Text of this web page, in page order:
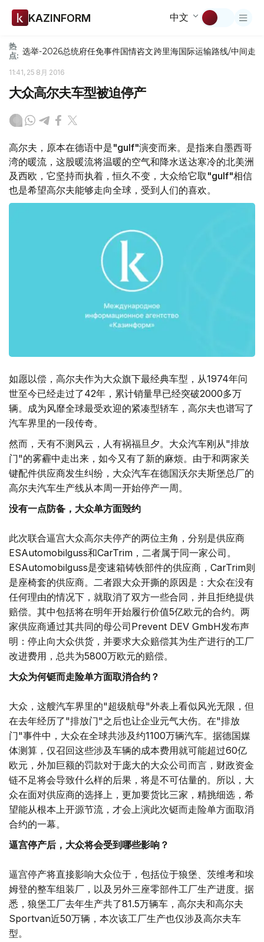
KAZINFORM 中文
热
点: 选举-2026总统府任免事件国情咨文跨里海国际运输路线/中间走廊
11:41, 25 8月 2016
大众高尔夫车型被迫停产
高尔夫，原本在德语中是"gulf"演变而来。是指来自墨西哥
湾的暖流，这股暖流将温暖的空气和降水送达寒冷的北美洲
及西欧，它坚持而执着，恒久不变，大众给它取"gulf"相信
也是希望高尔夫能够走向全球，受到人们的喜欢。
如愿以偿，高尔夫作为大众旗下最经典车型，从1974年问
世至今已经走过了42年，累计销量早已经突破2000多万
辆。成为风靡全球最受欢迎的紧凑型轿车，高尔夫也谱写了
汽车界里的一段传奇。
然而，天有不测风云，人有祸福旦夕。大众汽车刚从"排放
门"的雾霾中走出来，如今又有了新的麻烦。由于和两家关
键配件供应商发生纠纷，大众汽车在德国沃尔夫斯堡总厂的
高尔夫汽车生产线从本周一开始停产一周。
没有一点防备，大众单方面毁约
此次联合逼宫大众高尔夫停产的两位主角，分别是供应商
ESAutomobilguss和CarTrim，二者属于同一家公司。
ESAutomobilguss是变速箱铸铁部件的供应商，CarTrim则
是座椅套的供应商。二者跟大众开撕的原因是：大众在没有
任何理由的情况下，就取消了双方一些合同，并且拒绝提供
赔偿。其中包括将在明年开始履行价值5亿欧元的合约。两
家供应商通过其共同的母公司Prevent DEV GmbH发布声
明：停止向大众供货，并要求大众赔偿其为生产进行的工厂
改进费用，总共为5800万欧元的赔偿。
大众为何铤而走险单方面取消合约？
大众，这艘汽车界里的"超级航母"外表上看似风光无限，但
在去年经历了"排放门"之后也让企业元气大伤。在"排放
门"事件中，大众在全球共涉及约1100万辆汽车。据德国媒
体测算，仅召回这些涉及车辆的成本费用就可能超过60亿
欧元，外加巨额的罚款对于庞大的大众公司而言，财政资金
链不足将会导致什么样的后果，将是不可估量的。所以，大
众在面对供应商的选择上，更加要货比三家，精挑细选，希
望能从根本上开源节流，才会上演此次铤而走险单方面取消
合约的一幕。
逼宫停产后，大众将会受到哪些影响？
逼宫停产将直接影响大众位于，包括位于狼堡、茨维考和埃
姆登的整车组装厂，以及另外三座零部件工厂生产进度。据
悉，狼堡工厂去年生产共了81.5万辆车，高尔夫和高尔夫
Sportvan近50万辆，本次该工厂生产也仅涉及高尔夫车
型。